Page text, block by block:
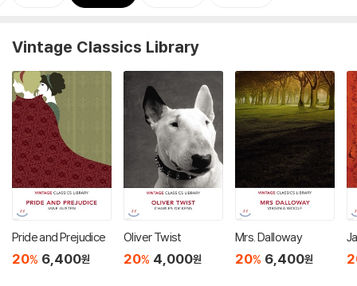
Vintage Classics Library
Pride and Prejudice
20% 6,400원
Oliver Twist
20% 4,000원
Mrs. Dalloway
20% 6,400원